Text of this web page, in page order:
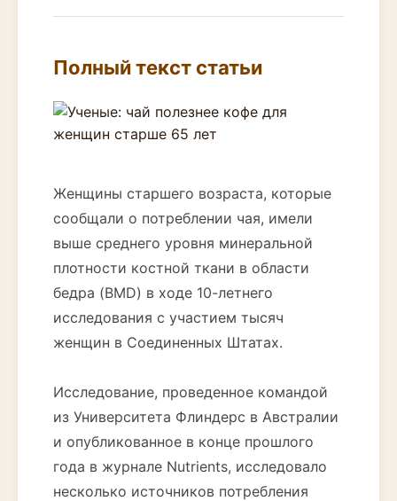
Полный текст статьи
Женщины старшего возраста, которые
сообщали о потреблении чая, имели
выше среднего уровня минеральной
плотности костной ткани в области
бедра (BMD) в ходе 10-летнего
исследования с участием тысяч
женщин в Соединенных Штатах.
Исследование, проведенное командой
из Университета Флиндерс в Австралии
и опубликованное в конце прошлого
года в журнале Nutrients, исследовало
несколько источников потребления